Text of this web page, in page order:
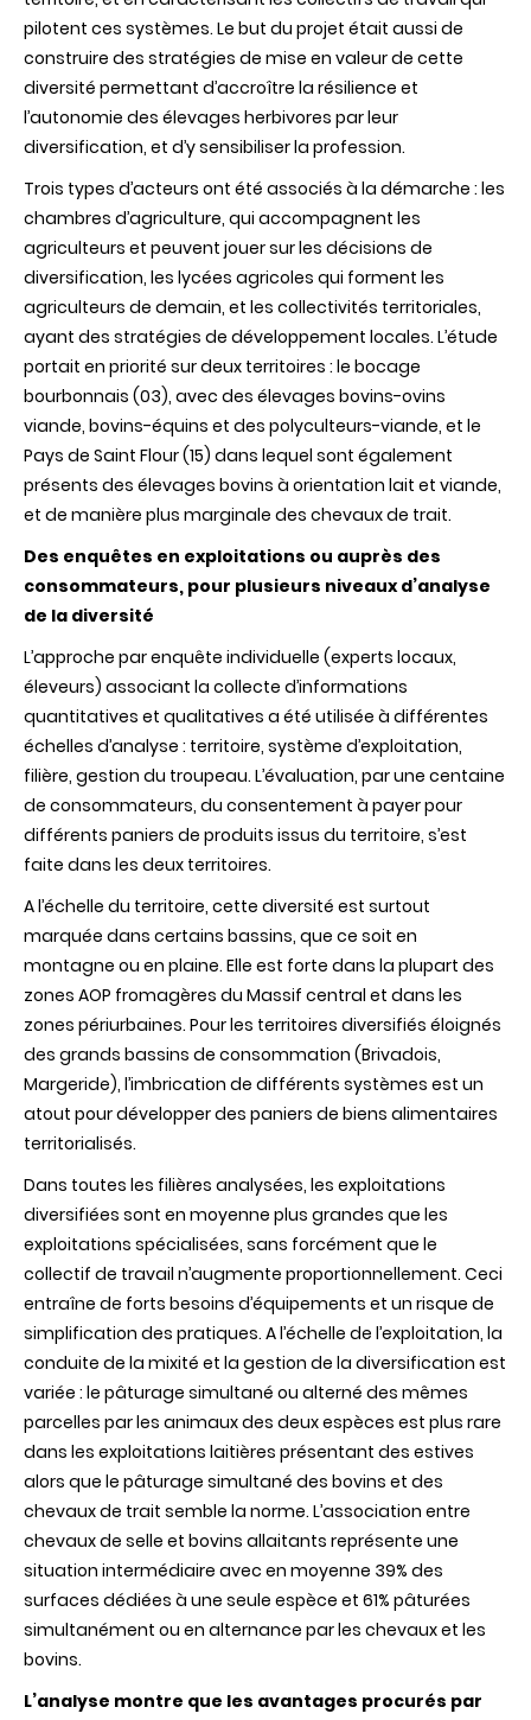
pilotent ces systèmes. Le but du projet était aussi de
construire des stratégies de mise en valeur de cette
diversité permettant d’accroître la résilience et
l’autonomie des élevages herbivores par leur
diversification, et d’y sensibiliser la profession.
Trois types d’acteurs ont été associés à la démarche : les
chambres d’agriculture, qui accompagnent les
agriculteurs et peuvent jouer sur les décisions de
diversification, les lycées agricoles qui forment les
agriculteurs de demain, et les collectivités territoriales,
ayant des stratégies de développement locales. L’étude
portait en priorité sur deux territoires : le bocage
bourbonnais (03), avec des élevages bovins-ovins
viande, bovins-équins et des polyculteurs-viande, et le
Pays de Saint Flour (15) dans lequel sont également
présents des élevages bovins à orientation lait et viande,
et de manière plus marginale des chevaux de trait.
Des enquêtes en exploitations ou auprès des
consommateurs, pour plusieurs niveaux d’analyse
de la diversité
L’approche par enquête individuelle (experts locaux,
éleveurs) associant la collecte d’informations
quantitatives et qualitatives a été utilisée à différentes
échelles d’analyse : territoire, système d’exploitation,
filière, gestion du troupeau. L’évaluation, par une centaine
de consommateurs, du consentement à payer pour
différents paniers de produits issus du territoire, s’est
faite dans les deux territoires.
A l’échelle du territoire, cette diversité est surtout
marquée dans certains bassins, que ce soit en
montagne ou en plaine. Elle est forte dans la plupart des
zones AOP fromagères du Massif central et dans les
zones périurbaines. Pour les territoires diversifiés éloignés
des grands bassins de consommation (Brivadois,
Margeride), l’imbrication de différents systèmes est un
atout pour développer des paniers de biens alimentaires
territorialisés.
Dans toutes les filières analysées, les exploitations
diversifiées sont en moyenne plus grandes que les
exploitations spécialisées, sans forcément que le
collectif de travail n’augmente proportionnellement. Ceci
entraîne de forts besoins d’équipements et un risque de
simplification des pratiques. A l’échelle de l’exploitation, la
conduite de la mixité et la gestion de la diversification est
variée : le pâturage simultané ou alterné des mêmes
parcelles par les animaux des deux espèces est plus rare
dans les exploitations laitières présentant des estives
alors que le pâturage simultané des bovins et des
chevaux de trait semble la norme. L’association entre
chevaux de selle et bovins allaitants représente une
situation intermédiaire avec en moyenne 39% des
surfaces dédiées à une seule espèce et 61% pâturées
simultanément ou en alternance par les chevaux et les
bovins.
L’analyse montre que les avantages procurés par